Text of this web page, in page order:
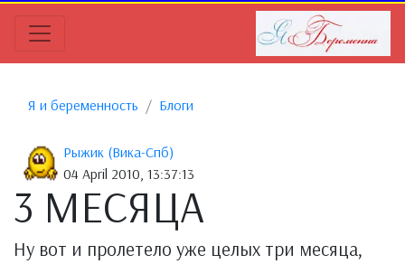
Я и беременность Блоги
Рыжик (Вика-Спб)
04 April 2010, 13:37:13
3 МЕСЯЦА
Ну вот и пролетело уже целых три месяца,